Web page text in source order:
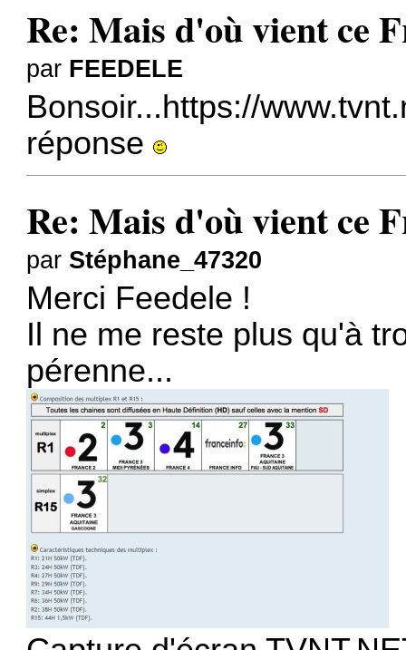
Re: Mais d'où vient ce
par FEEDELE
Bonsoir... https://
réponse
Re: Mais d'où vient ce
par Stéphane_47320
Merci Feedele !
Il ne me reste plus qu'à
pérenne...